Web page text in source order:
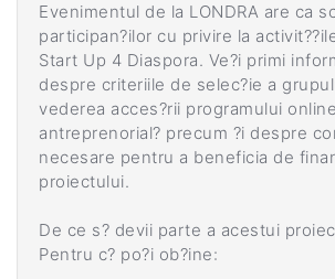
Evenimentul de la LONDRA are ca
participan?ilor cu privire la
Start Up 4 Diaspora. Ve?i primi
despre criteriile de selec?ie a
vederea acces?rii programului online
antreprenorial? precum ?i despre
necesare pentru a beneficia de
proiectului.
De ce s? devii parte a acestui
Pentru c? po?i ob?ine: